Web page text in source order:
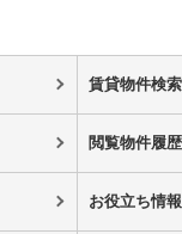
賃貸物件検索
閲覧物件履歴
お役立ち情報